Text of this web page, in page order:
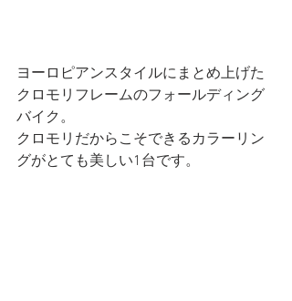
ヨーロピアンスタイルにまとめ上げた
クロモリフレームのフォールディング
バイク。
クロモリだからこそできるカラーリン
グがとても美しい1台です。